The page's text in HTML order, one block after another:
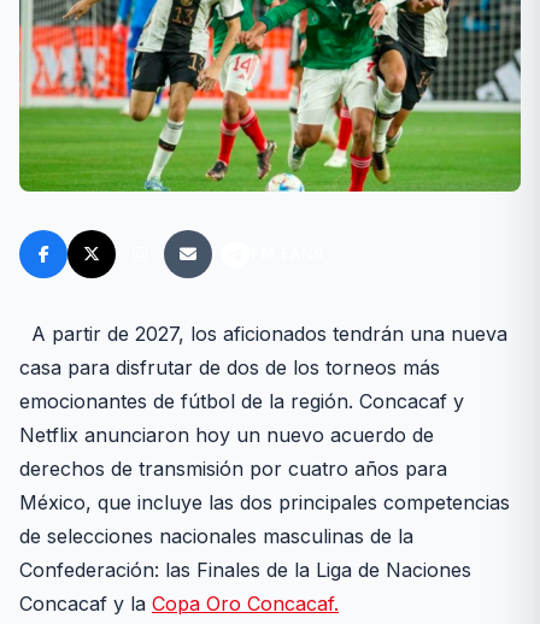
A partir de 2027, los aficionados tendrán una nueva
casa para disfrutar de dos de los torneos más
emocionantes de fútbol de la región. Concacaf y
Netflix anunciaron hoy un nuevo acuerdo de
derechos de transmisión por cuatro años para
México, que incluye las dos principales competencias
de selecciones nacionales masculinas de la
Confederación: las Finales de la Liga de Naciones
Concacaf y la Copa Oro Concacaf.